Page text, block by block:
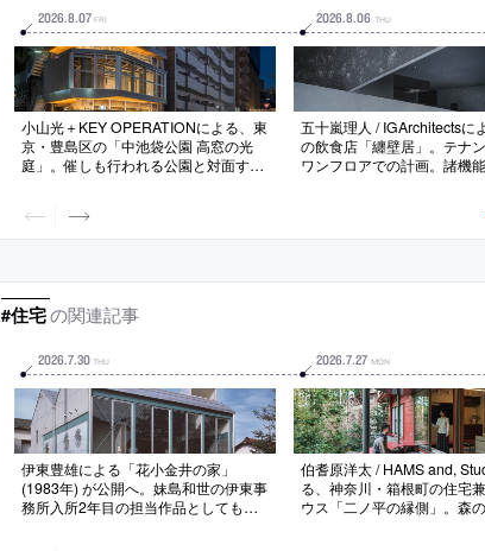
2026.8.07 FRI
小山光＋KEY OPERATIONによる、東
京・豊島区の「中池袋公園 高窓の光
庭」。催しも行われる公園と対面する
分を後退させて“植栽を挿入する”断面
構成の建築を考案。内部への視認性の
2026.8.06 THU
五十嵐理人 / IGArchitectsに
の飲食店「纏壁居」。テナ
ワンフロアでの計画。諸機
空間を考案。左官仕上げで
立たせると同時に光と影の
#住宅の関連記事
2026.7.30 THU
伊東豊雄による「花小金井の家」
(1983年) が公開へ。妹島和世の伊東事
務所入所2年目の担当作品としても知
2026.7.27 MON
伯耆原洋太 / HAMS and,
る、神奈川・箱根町の住宅
ウス「二ノ平の縁側」。森